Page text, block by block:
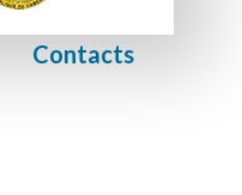
Contacts